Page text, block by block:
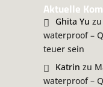
Aktuelle
Ghita Yu zu
waterproof –
teuer sein
Katrin zu
waterproof –